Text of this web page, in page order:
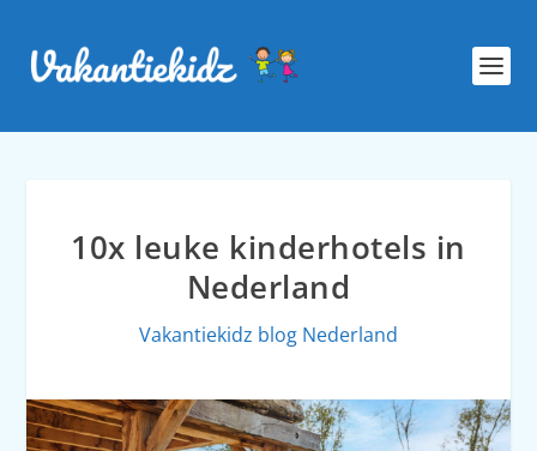
10x leuke kinderhotels in
Nederland
Vakantiekidz blog Nederland